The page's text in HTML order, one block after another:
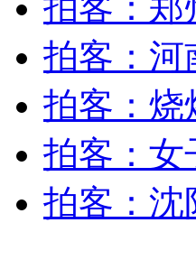
外交部：有关国家言论
安徽一实载49人客车翻
走！跟着总书记去植树
拍客：河
拍客：烧
拍客：女
拍客：沈